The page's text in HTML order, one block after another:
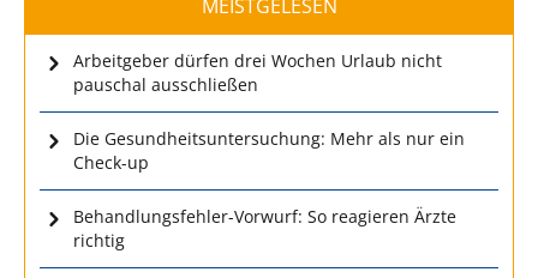
MEISTGELESEN
Arbeitgeber dürfen drei Wochen Urlaub nicht
pauschal ausschließen
Die Gesundheitsuntersuchung: Mehr als nur ein
Check-up
Behandlungsfehler-Vorwurf: So reagieren Ärzte
richtig